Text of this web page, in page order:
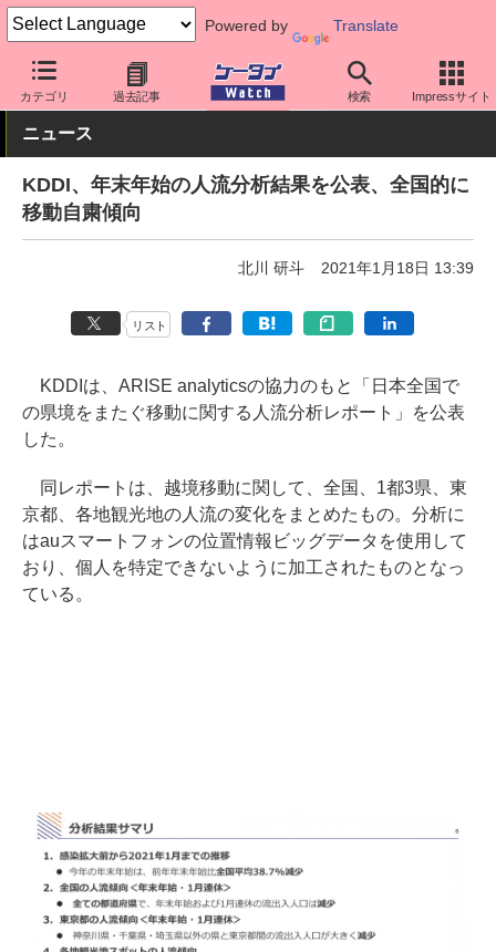
Powered by Translate
カテゴリ 過去記事 検索 Impressサイト
ケータイ Watch キャリア au その他
ニュース
KDDI、年末年始の人流分析結果を公表、全国的に
移動自粛傾向
北川 研斗 2021年1月18日 13:39
リスト
KDDIは、ARISE analyticsの協力のもと「日本全国で
の県境をまたぐ移動に関する人流分析レポート」を公表
した。
同レポートは、越境移動に関して、全国、1都3県、東
京都、各地観光地の人流の変化をまとめたもの。分析に
はauスマートフォンの位置情報ビッグデータを使用して
おり、個人を特定できないように加工されたものとなっ
ている。